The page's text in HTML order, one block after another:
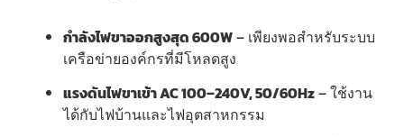
กำลังไฟขาออกสูงสุด 600W– เพียงพอสำหรับระบบ
เครือข่ายองค์กรที่มีโหลดสูง
แรงดันไฟขาเข้า AC 100–240V, 50/60Hz– ใช้งาน
ได้กับไฟบ้านและไฟอุตสาหกรรม